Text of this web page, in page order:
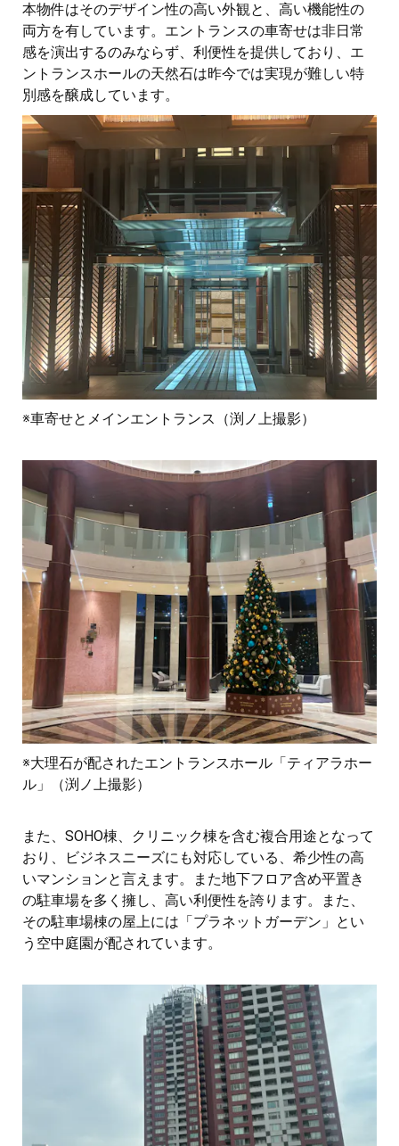
本物件はそのデザイン性の高い外観と、高い機能性の
両方を有しています。エントランスの車寄せは非日常
感を演出するのみならず、利便性を提供しており、エ
ントランスホールの天然石は昨今では実現が難しい特
別感を醸成しています。
※車寄せとメインエントランス（渕ノ上撮影）
※大理石が配されたエントランスホール「ティアラホー
ル」（渕ノ上撮影）
また、SOHO棟、クリニック棟を含む複合用途となって
おり、ビジネスニーズにも対応している、希少性の高
いマンションと言えます。また地下フロア含め平置き
の駐車場を多く擁し、高い利便性を誇ります。また、
その駐車場棟の屋上には「プラネットガーデン」とい
う空中庭園が配されています。